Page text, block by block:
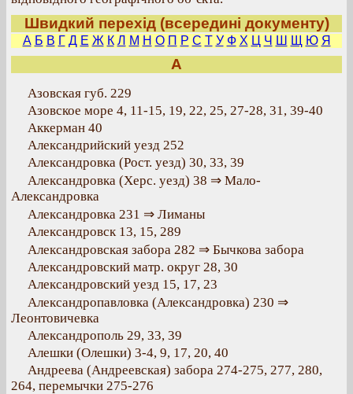
Швидкий перехід (всередині документу)
А Б В Г Д Е Ж К Л М Н О П Р С Т У Ф Х Ц Ч Ш Щ Ю Я
А
Азовская губ. 229
Азовское море 4, 11-15, 19, 22, 25, 27-28, 31, 39-40
Аккерман 40
Александрийский уезд 252
Александровка (Рост. уезд) 30, 33, 39
Александровка (Херс. уезд) 38 ⇒ Мало-
Александровка
Александровка 231 ⇒ Лиманы
Александровск 13, 15, 289
Александровская забора 282 ⇒ Бычкова забора
Александровский матр. округ 28, 30
Александровский уезд 15, 17, 23
Александропавловка (Александровка) 230 ⇒
Леонтовичевка
Александрополь 29, 33, 39
Алешки (Олешки) 3-4, 9, 17, 20, 40
Андреева (Андреевская) забора 274-275, 277, 280,
264, перемычки 275-276